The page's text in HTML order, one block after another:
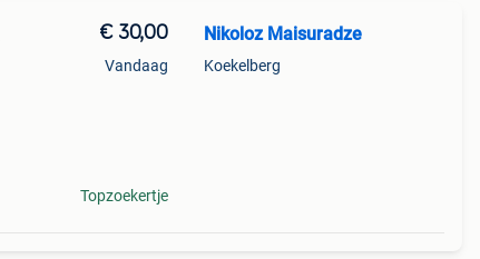
€ 30,00
Vandaag
Topzoekertje
Nikoloz Maisuradze
Koekelberg